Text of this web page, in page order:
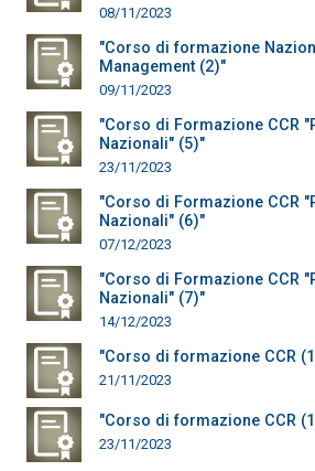
08/11/2023
"Corso di formazione
Management (2)"
09/11/2023
"Corso di Formazione CCR
Nazionali" (5)"
23/11/2023
"Corso di Formazione CCR
Nazionali" (6)"
07/12/2023
"Corso di Formazione CCR
Nazionali" (7)"
14/12/2023
"Corso di formazione CCR
21/11/2023
"Corso di formazione CCR
23/11/2023